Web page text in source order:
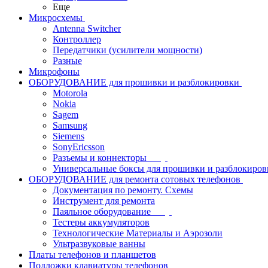
Еще
Микросхемы
Antenna Switcher
Контроллер
Передатчики (усилители мощности)
Разные
Микрофоны
ОБОРУДОВАНИЕ для прошивки и разблокировки
Motorola
Nokia
Sagem
Samsung
Siemens
SonyEricsson
Разъемы и коннекторы
Универсальные боксы для прошивки и
ОБОРУДОВАНИЕ для ремонта сотовых телефонов
Документация по ремонту. Схемы
Инструмент для ремонта
Паяльное оборудование
Тестеры аккумуляторов
Технологические Материалы и Аэрозоли
Ультразвуковые ванны
Платы телефонов и планшетов
Подложки клавиатуры телефонов